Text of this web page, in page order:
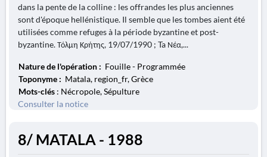
dans la pente de la colline : les offrandes les plus anciennes
sont d'époque hellénistique. Il semble que les tombes aient été
utilisées comme refuges à la période byzantine et post-
byzantine. Τόλμη Κρήτης, 19/07/1990 ; Ta Νέα,...
Nature de l'opération : Fouille - Programmée
Toponyme : Matala, region_fr, Grèce
Mots-clés : Nécropole, Sépulture
Consulter la notice
8/ MATALA - 1988